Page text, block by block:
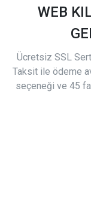
WEB
Ücretsiz SSL
Taksit ile ödeme
seçeneği ve 45